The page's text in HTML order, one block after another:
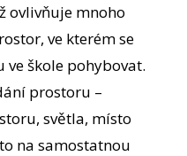
ovlivňuje mnoho
ve kterém se
škole pohybovat.
prostoru –
světla, místo
na samostatnou